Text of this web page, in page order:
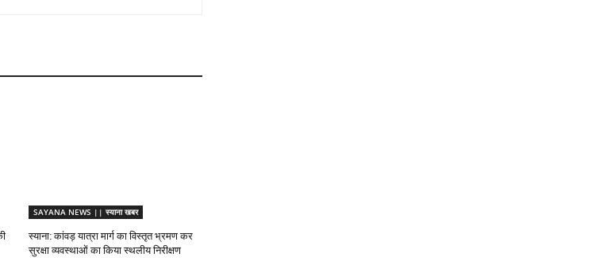
SAYANA NEWS || स्याना खबर
स्याना: कांवड़ यात्रा मार्ग का विस्तृत भ्रमण कर
सुरक्षा व्यवस्थाओं का किया स्थलीय निरीक्षण